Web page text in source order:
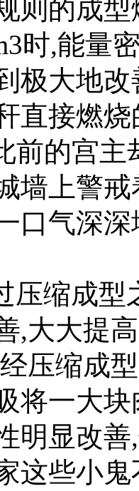
则的成
时,能量
极大地
直接燃烧
前的宫
墙上警
口气深
压缩成型
,大大提
压缩成
将一大
明显改
这些小